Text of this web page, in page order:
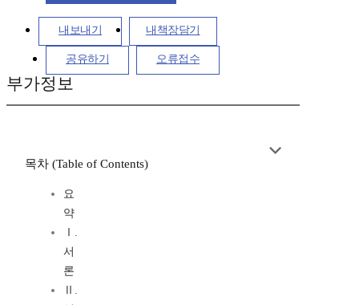
내보내기 내책장담기
공유하기 오류접수
부가정보
목차 (Table of Contents)
요
약
Ⅰ.
서
론
Ⅱ.